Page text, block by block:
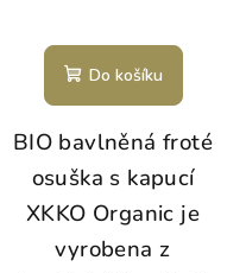
Do košíku
BIO bavlněná froté
osuška s kapucí
XKKO Organic je
vyrobena z